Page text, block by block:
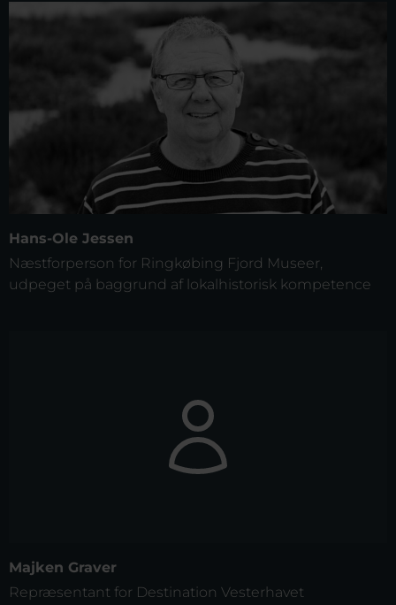
Hans-Ole Jessen
Næstforperson for Ringkøbing Fjord Museer,
udpeget på baggrund af lokalhistorisk kompetence
Majken Graver
Repræsentant for Destination Vesterhavet